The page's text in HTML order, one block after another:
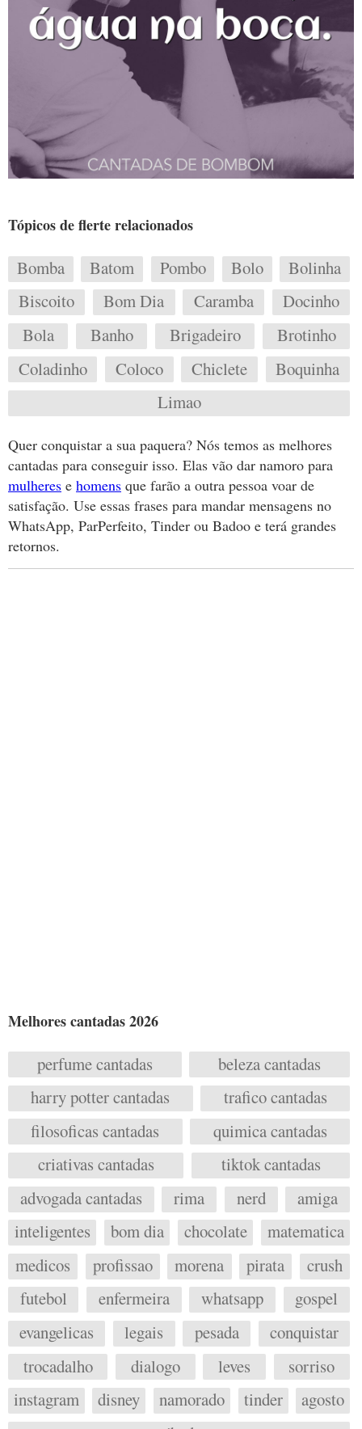
Tópicos de flerte relacionados
Bomba Batom Pombo Bolo
Bolinha
Biscoito
Bom Dia Caramba
Docinho
Bola
Banho Brigadeiro
Brotinho
Coladinho
Coloco Chiclete
Boquinha
Limao
Quer conquistar a sua paquera? Nós temos as melhores
cantadas para conseguir isso. Elas vão dar namoro para
mulheres e homens que farão a outra pessoa voar de
satisfação. Use essas frases para mandar mensagens no
WhatsApp, ParPerfeito, Tinder ou Badoo e terá grandes
retornos.
Melhores cantadas 2026
perfume cantadas
beleza cantadas
harry potter cantadas
trafico cantadas
filosoficas cantadas
quimica cantadas
criativas cantadas
tiktok cantadas
advogada cantadas
rima nerd
amiga
inteligentes
bom dia chocolate
matematica
medicos
profissao morena pirata
crush
futebol
enfermeira whatsapp
gospel
evangelicas
legais pesada
conquistar
trocadalho
dialogo leves
sorriso
instagram
disney namorado tinder
agosto